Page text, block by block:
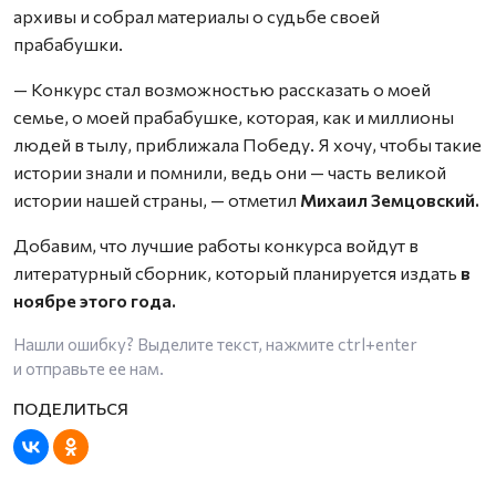
архивы и собрал материалы о судьбе своей
прабабушки.
— Конкурс стал возможностью рассказать о моей
семье, о моей прабабушке, которая, как и миллионы
людей в тылу, приближала Победу. Я хочу, чтобы такие
истории знали и помнили, ведь они — часть великой
истории нашей страны, — отметил Михаил Земцовский.
Добавим, что лучшие работы конкурса войдут в
литературный сборник, который планируется издать в
ноябре этого года.
Нашли ошибку? Выделите текст, нажмите ctrl+enter
и отправьте ее нам.